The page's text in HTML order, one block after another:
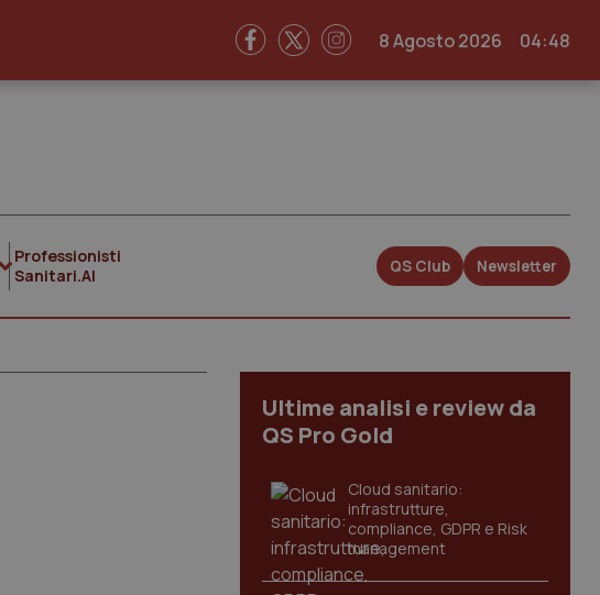
8 Agosto 2026 04:48
Professionisti
Sanitari.AI
QS Club Newsletter
Ultime analisi e review da
QS Pro Gold
Cloud sanitario:
infrastrutture,
compliance, GDPR e Risk
management